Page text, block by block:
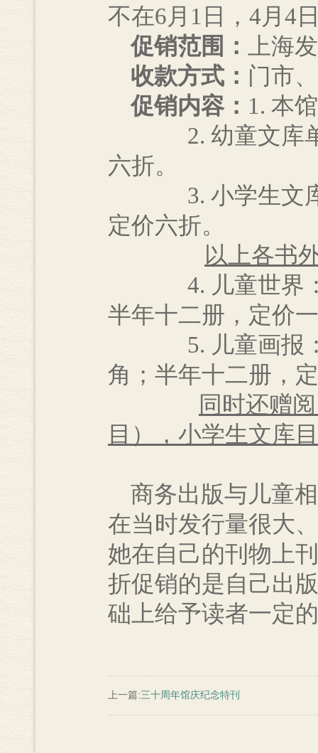
不在6月1日，4月4
促销范围：
上海
收款方式： 门市
促销内容： 1. 本
2. 幼童文库单行
六折。
3. 小学生文库单
定价六折。
以上各书
4. 儿童世界：全
半年十二册，定
5. 儿童画报：全
角；半年十二册，
同时还赠
目），小学生文库
商务出版与儿童
在当时发行量很大
她在自己的刊物上
折促销的是自己出
础上给予读者一定
上一篇:三十周年馆庆纪念特刊